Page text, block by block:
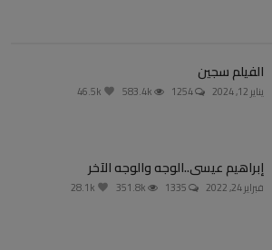
الفيلم سجين
يناير 12, 2024
إبراهيم عيسى..الوجه والوجه الآخر
فبراير 24, 2022